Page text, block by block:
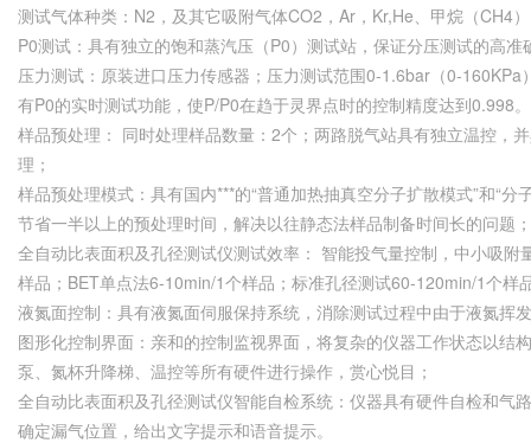
测试气体种类：N2，及其它吸附气体CO2，Ar，Kr,He、甲烷（CH4
P0测试：具有独立的饱和蒸汽压（P0）测试站，保证分压测试的高准
压力测试：原装进口压力传感器；压力测试范围0-1.6bar（0-
有P0的实时测试功能，使P/P0在趋于灵界点时的控制精度达到0.998。
样品预处理： 同时处理样品数量：2个；两路脱气站具有独立温控，
理；
样品预处理模式：具有国内***的“普通加热抽真空分子扩散模式”和“
节省一半以上的预处理时间，解决以往静态法样品制备时间长的问题；
全自动比表面积及孔径测试仪测试效率： 智能投气量控制，中小吸
样品；BET单点法6-10min/1个样品；标准孔径测试60-120min/1个
液氮面控制：具有液氮面伺服保持系统，消除测试过程中由于液氮挥
图形化控制界面：亲和的控制监视界面，将复杂的仪器工作状态以
泵、氮杯升降梯、温控等所有硬件进行操作，赏心悦目；
全自动比表面积及孔径测试仪智能自检系统：仪器具有硬件自检和
确定漏气位置，给出文字提示和语音提示。